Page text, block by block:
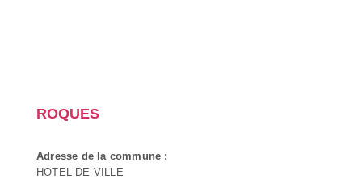
ROQUES
Adresse de la commune :
HOTEL DE VILLE